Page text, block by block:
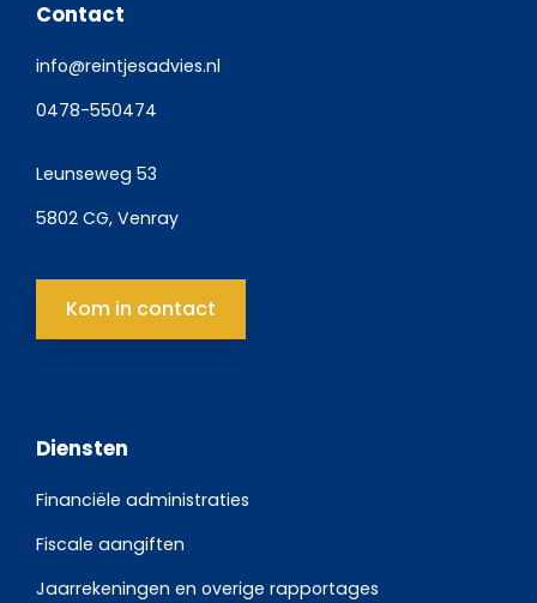
Contact
info@reintjesadvies.nl
0478-550474
Leunseweg 53
5802 CG, Venray
Kom in contact
Diensten
Financiële administraties
Fiscale aangiften
Jaarrekeningen en overige rapportages